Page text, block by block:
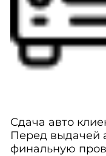
Сдача авто
Перед выдачей
финальную